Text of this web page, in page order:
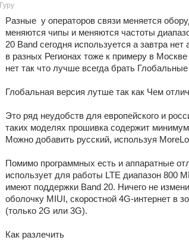
Гуру
Разные  у операторов связи меняется
меняются чипы и меняются частоты
20 Band сегодня используется а завтра
в разных Регионах тоже к примеру в
нет так что лучше всегда брать
Глобальная версия лутше так как Чем
Это ряд неудобств для европейского и
таких моделях прошивка содержит
Можно добавить русский, используя
Помимо программных есть и аппаратные
использует для работы LTE диапазон 800
имеют поддержки Band 20. Ничего не
оболочку MIUI, скоростной 4G-интернет в
(только 2G или 3G).
Как разлечить